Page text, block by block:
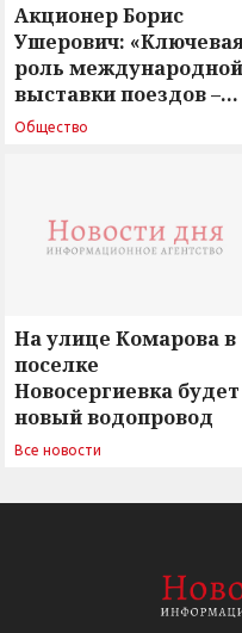
Акционер Борис
Ушерович:
роль международной
выставки поездов –
поиск ответов на
Общество
На улице Комарова в
поселке
Новосергиевка будет
новый водопровод
Все новости